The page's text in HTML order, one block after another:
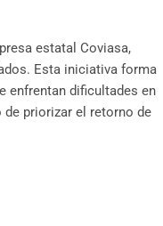
estatal Coviasa,
Esta iniciativa forma
enfrentan dificultades en
priorizar el retorno de